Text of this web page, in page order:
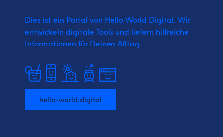
Dies ist ein Portal von Hello World Digital. Wir
entwickeln digitale Tools und liefern hilfreiche
Informationen für Deinen Alltag.
hello-world.digital